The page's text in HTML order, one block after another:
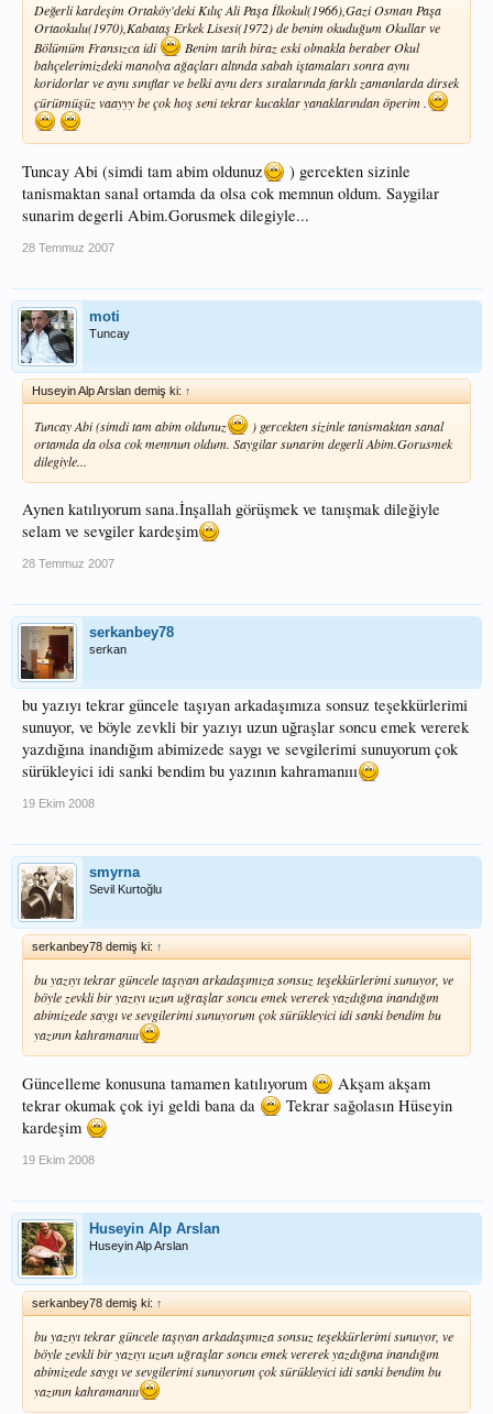
Değerli kardeşim Ortaköy'deki Kılıç Ali Paşa İlkokul(1966),Gazi Osman Paşa
Ortaokulu(1970),Kabataş Erkek Lisesi(1972) de benim okuduğum Okullar ve
Bölümüm Fransızca idi
Benim tarih biraz eski olmakla beraber Okul
bahçelerimizdeki manolya ağaçları altında sabah iştamaları sonra aynı
koridorlar ve aynı sınıflar ve belki aynı ders sıralarında farklı zamanlarda dirsek
çürütmüşüz vaayyy be çok hoş seni tekrar kucaklar yanaklarından öperim .
Tuncay Abi (simdi tam abim oldunuz
) gercekten sizinle
tanismaktan sanal ortamda da olsa cok memnun oldum. Saygilar
sunarim degerli Abim.Gorusmek dilegiyle...
28 Temmuz 2007
moti
Tuncay
Huseyin Alp Arslan demiş ki: ↑
Tuncay Abi (simdi tam abim oldunuz
) gercekten sizinle tanismaktan sanal
ortamda da olsa cok memnun oldum. Saygilar sunarim degerli Abim.Gorusmek
dilegiyle...
Aynen katılıyorum sana.İnşallah görüşmek ve tanışmak dileğiyle
selam ve sevgiler kardeşim
28 Temmuz 2007
serkanbey78
serkan
bu yazıyı tekrar güncele taşıyan arkadaşımıza sonsuz teşekkürlerimi
sunuyor, ve böyle zevkli bir yazıyı uzun uğraşlar soncu emek vererek
yazdığına inandığım abimizede saygı ve sevgilerimi sunuyorum çok
sürükleyici idi sanki bendim bu yazının kahramanııı
19 Ekim 2008
smyrna
Sevil Kurtoğlu
serkanbey78 demiş ki: ↑
bu yazıyı tekrar güncele taşıyan arkadaşımıza sonsuz teşekkürlerimi sunuyor, ve
böyle zevkli bir yazıyı uzun uğraşlar soncu emek vererek yazdığına inandığım
abimizede saygı ve sevgilerimi sunuyorum çok sürükleyici idi sanki bendim bu
yazının kahramanııı
Güncelleme konusuna tamamen katılıyorum
Akşam akşam
tekrar okumak çok iyi geldi bana da
Tekrar sağolasın Hüseyin
kardeşim
19 Ekim 2008
Huseyin Alp Arslan
Huseyin Alp Arslan
serkanbey78 demiş ki: ↑
bu yazıyı tekrar güncele taşıyan arkadaşımıza sonsuz teşekkürlerimi sunuyor, ve
böyle zevkli bir yazıyı uzun uğraşlar soncu emek vererek yazdığına inandığım
abimizede saygı ve sevgilerimi sunuyorum çok sürükleyici idi sanki bendim bu
yazının kahramanııı